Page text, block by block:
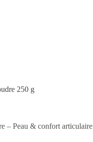
250 g
– Peau & confort articulaire